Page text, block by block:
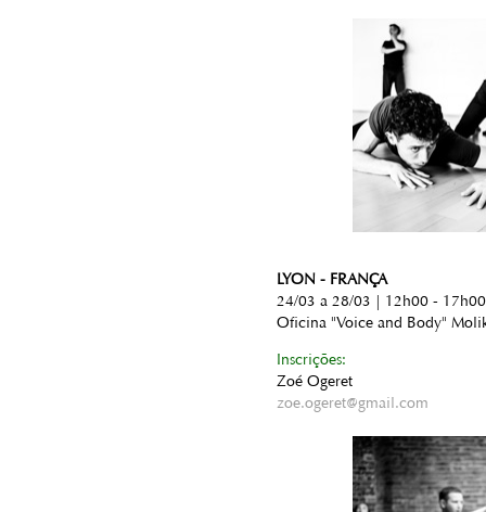
LYON - FRANÇA
24/03 a 28/03 | 12h00 - 17h00
Oficina "Voice and Body"
Inscrições:
Zoé Ogeret
zoe.ogeret@gmail.com